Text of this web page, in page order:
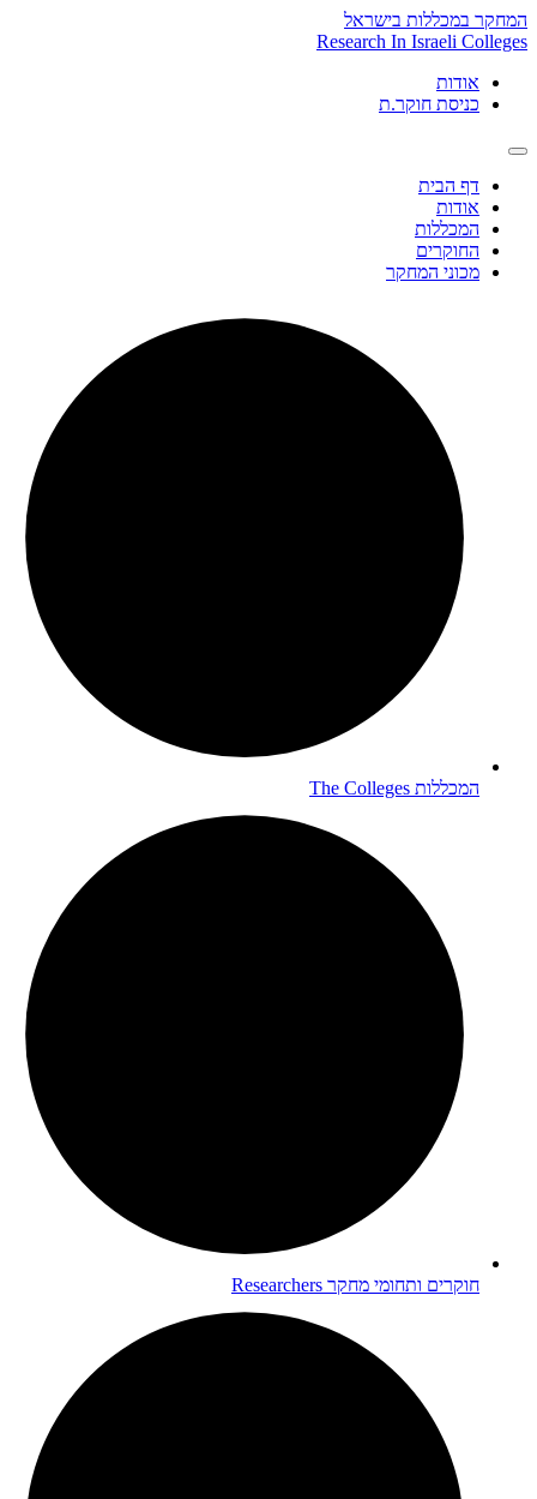
Skip
to
המחקר במכללות בישראל
Research In Israeli Colleges
אודות
כניסת חוקר.ת
דף הבית
אודות
המכללות
החוקרים
מכוני המחקר
המכללות The Colleges
חוקרים ותחומי מחקר Researchers